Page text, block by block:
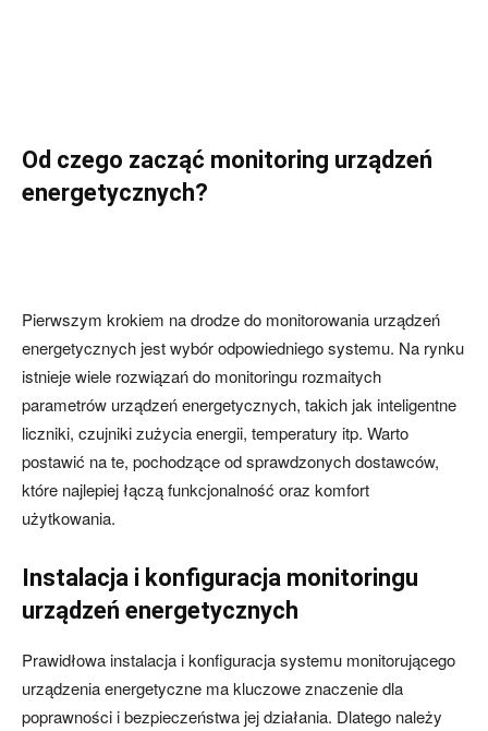
Od czego zacząć monitoring urządzeń
energetycznych?
Pierwszym krokiem na drodze do monitorowania urządzeń
energetycznych jest wybór odpowiedniego systemu. Na rynku
istnieje wiele rozwiązań do monitoringu rozmaitych
parametrów urządzeń energetycznych, takich jak inteligentne
liczniki, czujniki zużycia energii, temperatury itp. Warto
postawić na te, pochodzące od sprawdzonych dostawców,
które najlepiej łączą funkcjonalność oraz komfort
użytkowania.
Instalacja i konfiguracja monitoringu
urządzeń energetycznych
Prawidłowa instalacja i konfiguracja systemu monitorującego
urządzenia energetyczne ma kluczowe znaczenie dla
poprawności i bezpieczeństwa jej działania. Dlatego należy